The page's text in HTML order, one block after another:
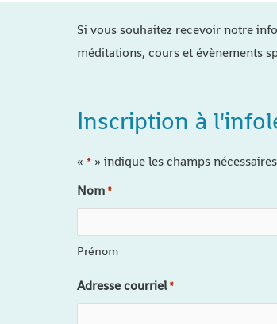
Si vous souhaitez recevoir notre
méditations, cours et évènements
Inscription à
« * » indique les champs nécessaires
Nom*
Prénom
Adresse courriel*